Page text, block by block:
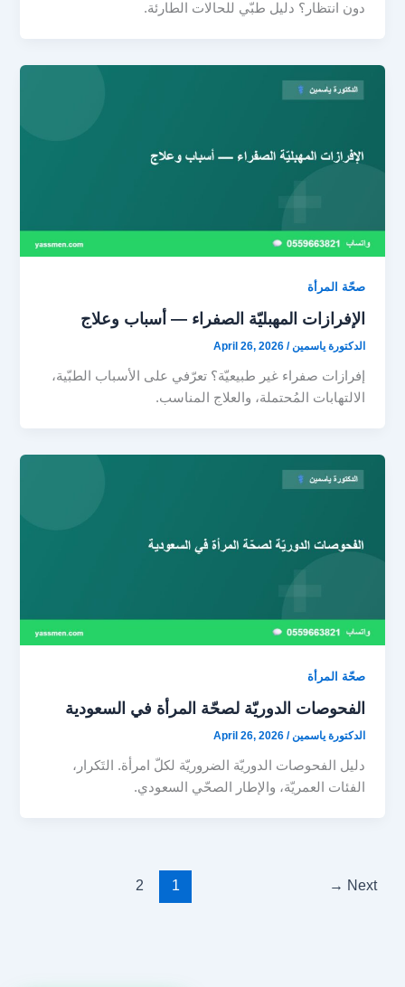
دون انتظار؟ دليل طبّي للحالات الطارئة.
صحّة المرأة
الإفرازات المهبليّة الصفراء — أسباب وعلاج
الدكتورة ياسمين/
April 26, 2026
إفرازات صفراء غير طبيعيّة؟ تعرّفي على الأسباب الطبّية،
الالتهابات المُحتملة، والعلاج المناسب.
صحّة المرأة
الفحوصات الدوريّة لصحّة المرأة في السعودية
الدكتورة ياسمين/
April 26, 2026
دليل الفحوصات الدوريّة الضروريّة لكلّ امرأة. التَكرار،
الفئات العمريّة، والإطار الصحّي السعودي.
1
2 Next
→